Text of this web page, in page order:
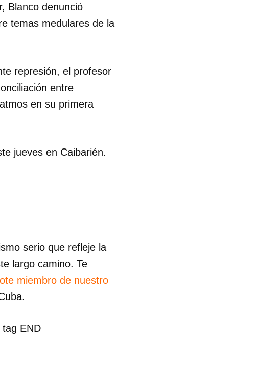
Blanco denunció
temas medulares de la
represión, el profesor
entre
en su primera
jueves en Caibarién.
serio que refleje la
largo camino. Te
miembro de nuestro
END